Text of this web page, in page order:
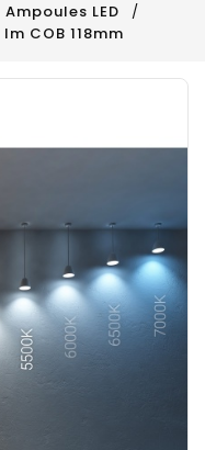
Ampoules LED
COB 118mm